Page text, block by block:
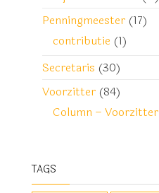
Penningmeester (17)
contributie (1)
Secretaris (30)
Voorzitter (84)
Column – Voorzitter
TAGS